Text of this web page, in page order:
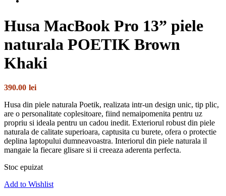
Husa MacBook Pro 13” piele
naturala POETIK Brown
Khaki
390.00 lei
Husa din piele naturala Poetik, realizata intr-un design unic, tip plic,
are o personalitate coplesitoare, fiind nemaipomenita pentru uz
propriu si ideala pentru un cadou inedit. Exteriorul robust din piele
naturala de calitate superioara, captusita cu burete, ofera o protectie
deplina laptopului dumneavoastra. Interiorul din piele naturala il
mangaie la fiecare glisare si ii creeaza aderenta perfecta.
Stoc epuizat
Add to Wishlist